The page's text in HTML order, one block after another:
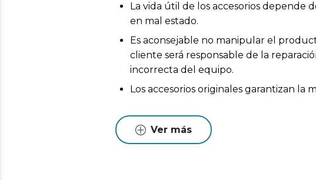
La vida útil de los accesorios depende
en mal estado.
Es aconsejable no manipular el
cliente será responsable de la
incorrecta del equipo.
Los accesorios originales garantizan la
Ver más